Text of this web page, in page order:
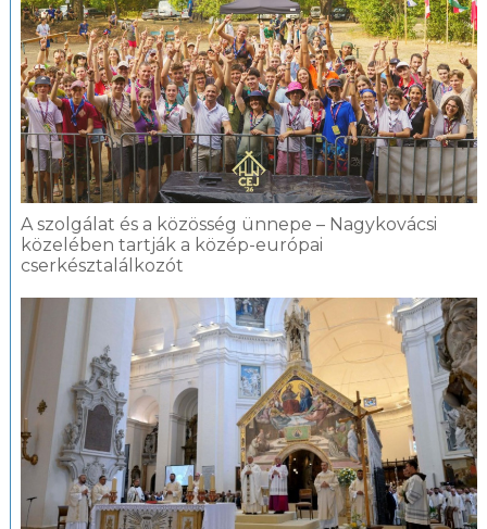
A szolgálat és a közösség ünnepe – Nagykovácsi
közelében tartják a közép-európai
cserkésztalálkozót